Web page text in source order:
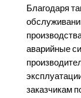
Благодаря
аварийные
заказчикам